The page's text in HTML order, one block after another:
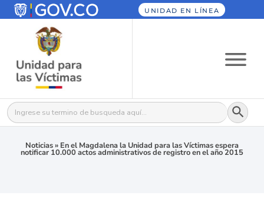
UNIDAD EN LÍNEA
Buscar: Botón
Noticias» En el Magdalena la Unidad para las Víctimas espera
notificar 10.000 actos administrativos de registro en el año 2015